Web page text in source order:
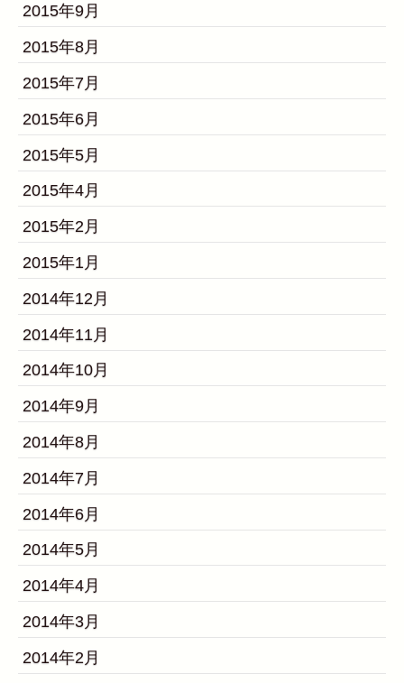
2015年9月
2015年8月
2015年7月
2015年6月
2015年5月
2015年4月
2015年2月
2015年1月
2014年12月
2014年11月
2014年10月
2014年9月
2014年8月
2014年7月
2014年6月
2014年5月
2014年4月
2014年3月
2014年2月